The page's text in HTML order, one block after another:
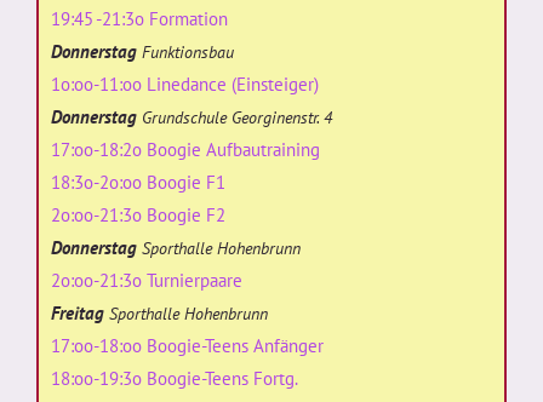
19:45 -21:3o Formation
Donnerstag Funktionsbau
1o:oo-11:oo Linedance (Einsteiger)
Donnerstag Grundschule Georginenstr. 4
17:oo-18:2o Boogie Aufbautraining
18:3o-2o:oo Boogie F1
2o:oo-21:3o Boogie F2
Donnerstag Sporthalle Hohenbrunn
2o:oo-21:3o Turnierpaare
Freitag Sporthalle Hohenbrunn
17:oo-18:oo Boogie-Teens Anfänger
18:oo-19:3o Boogie-Teens Fortg.